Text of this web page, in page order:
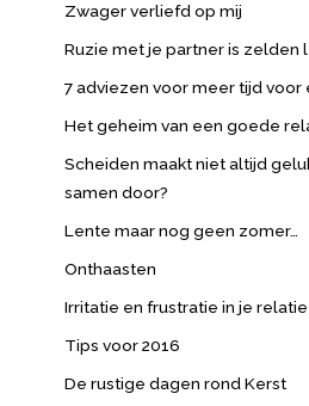
Zwager verliefd op mij
Ruzie met je partner is zelden
7 adviezen voor meer tijd voor
Het geheim van een goede
Scheiden maakt niet altijd
samen door?
Lente maar nog geen zomer…
Onthaasten
Irritatie en frustratie in je relatie
Tips voor 2016
De rustige dagen rond Kerst